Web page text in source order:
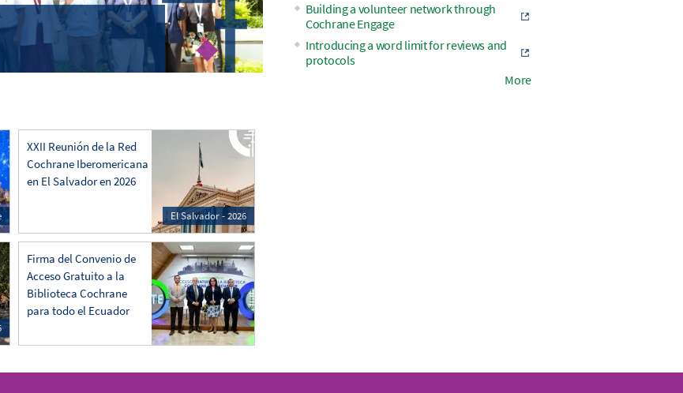
XXII Reunión de la Red
Cochrane Iberomericana
en El Salvador en 2026
El Salvador - 2026
Firma del Convenio de
Acceso Gratuito a la
Biblioteca Cochrane
para todo el Ecuador
Building a volunteer network through
Cochrane Engage
Introducing a word limit for reviews and
protocols
More